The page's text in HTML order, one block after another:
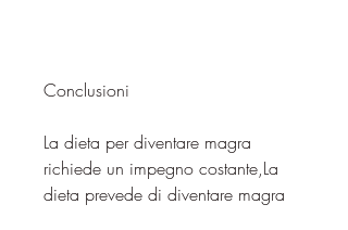
Conclusioni
La dieta per diventare magra
richiede un impegno costante,La
dieta prevede di diventare magra